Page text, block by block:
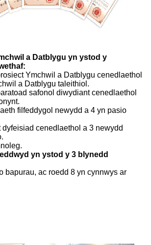
a Datblygu yn ystod y
Ymchwil a Datblygu cenedlaethol
a Datblygu taleithiol.
safonol diwydiant cenedlaethol
filfeddygol newydd a 4 yn pasio
dyfeisiad cenedlaethol a 3 newydd
yn ystod y 3 blynedd
bapurau, ac roedd 8 yn cynnwys ar